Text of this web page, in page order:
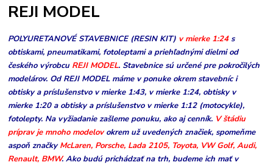
REJI MODEL
POLYURETANOVÉ STAVEBNICE (RESIN KIT) v mierke 1:24s
obtiskami, pneumatikami, fotoleptami a priehľadnými dielmi od
českého výrobcu REJI MODEL. Stavebnice sú určené pre pokročilých
modelárov. Od REJI MODEL máme v ponuke okrem stavebníc i
obtisky a príslušenstvo v mierke 1:43, v mierke 1:24, obtisky v
mierke 1:20 a obtisky a príslušenstvo v mierke 1:12 (motocykle),
fotolepty. Na vyžiadanie zašleme ponuku, ako aj cenník. V štádiu
príprav je mnoho modelovokrem už uvedených značiek, spomeňme
aspoň značkyMcLaren, Porsche, Lada 2105, Toyota, VW Golf, Audi,
Renault, BMW. Ako budú prichádzať na trh, budeme ich mať v